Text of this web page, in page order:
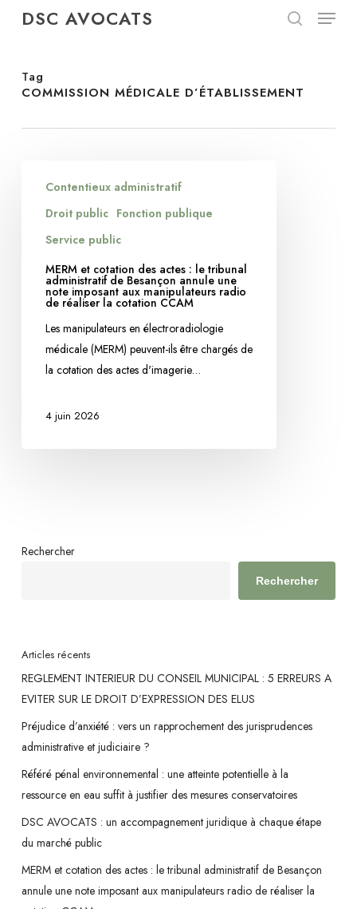
content
DSC AVOCATS Menu
Tag
COMMISSION MÉDICALE D’ÉTABLISSEMENT
cotation
administratif
Besançon
de
Contentieux administratif
Droit public Fonction publique
Service public
MERM et cotation des actes : le tribunal
administratif de Besançon annule une
note imposant aux manipulateurs radio
de réaliser la cotation CCAM
Les manipulateurs en électroradiologie
médicale (MERM) peuvent-ils être chargés de
la cotation des actes d'imagerie…
4 juin 2026
Rechercher
Rechercher
Articles récents
REGLEMENT INTERIEUR DU CONSEIL MUNICIPAL : 5 ERREURS A
EVITER SUR LE DROIT D’EXPRESSION DES ELUS
Préjudice d’anxiété : vers un rapprochement des jurisprudences
administrative et judiciaire ?
Référé pénal environnemental : une atteinte potentielle à la
ressource en eau suffit à justifier des mesures conservatoires
DSC AVOCATS : un accompagnement juridique à chaque étape
du marché public
MERM et cotation des actes : le tribunal administratif de Besançon
annule une note imposant aux manipulateurs radio de réaliser la